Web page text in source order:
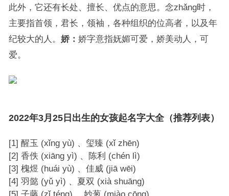
此外，它还有长处、擅长、优点的意思。念zhǎng时，
主要指首领，君长，领袖，各种组织的位高者，以及年
纪较大的人。 娇： 娇字意指妩媚可爱，娇美动人，可
爱。
2022年3月25日出生的女孩起名字大全（推荐列表）
[1] 醒玉 (xǐng yù) 、玺臻 (xǐ zhēn)
[2] 香佚 (xiāng yì) 、陈利 (chén lì)
[3] 槐煜 (huái yù) 、佳威 (jiā wēi)
[4] 羽懿 (yǔ yì) 、夏双 (xià shuāng)
[5] 子藤 (zǐ téng) 、妙葱 (miào cōng)